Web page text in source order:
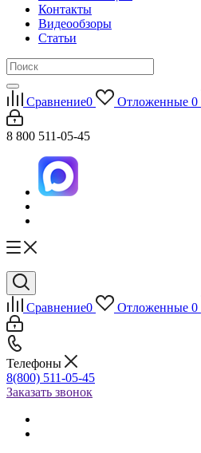
Контакты
Видеообзоры
Статьи
Сравнение0 Отложенные 0
8 800 511-05-45
Сравнение0 Отложенные 0
Телефоны
8(800) 511-05-45
Заказать звонок